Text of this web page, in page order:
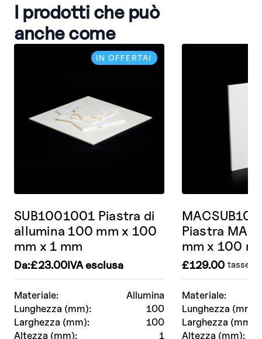
I prodotti che può
anche come
IN OFFERTA!
Materiale:
Allumina
Lunghezza (mm):
100
Larghezza (mm):
100
Altezza (mm):
1
SUB1001001 Piastra di
allumina 100 mm x 100
mm x 1 mm
Da:£23.00IVA esclusa
Materiale:
Lunghezza (mm):
Larghezza (mm):
Altezza (mm):
Piastra
mm x 100
£129.00 tasse